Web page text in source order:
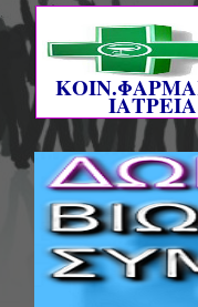
ΙΑΤΡΕΙΑ